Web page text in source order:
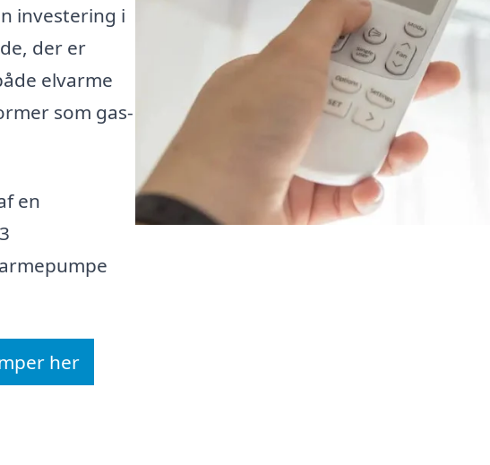
investering i
der er
elvarme
som gas-
en
her